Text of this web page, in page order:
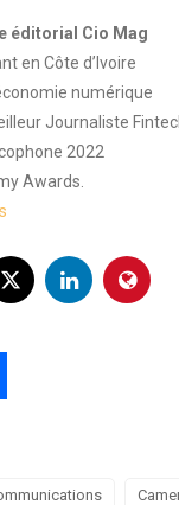
éditorial Cio Mag
en Côte d’Ivoire
numérique
Journaliste
2022
Awards.